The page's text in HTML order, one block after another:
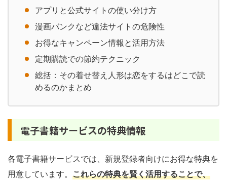
アプリと公式サイトの使い分け方
漫画バンクなど違法サイトの危険性
お得なキャンペーン情報と活用方法
定期購読での節約テクニック
総括：その着せ替え人形は恋をするはどこで読
めるのかまとめ
電子書籍サービスの特典情報
各電子書籍サービスでは、新規登録者向けにお得な特典を
用意しています。 これらの特典を賢く活用することで、